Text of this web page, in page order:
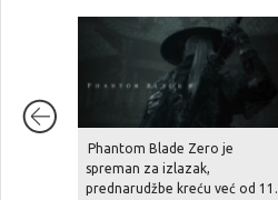
Phantom Blade Zero je
spreman za izlazak,
prednarudžbe kreću već od 11.